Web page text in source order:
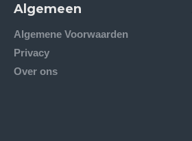
Algemeen
Algemene Voorwaarden
Privacy
Over ons